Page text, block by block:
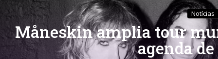
Notícias
Måneskin amplia tour
agenda